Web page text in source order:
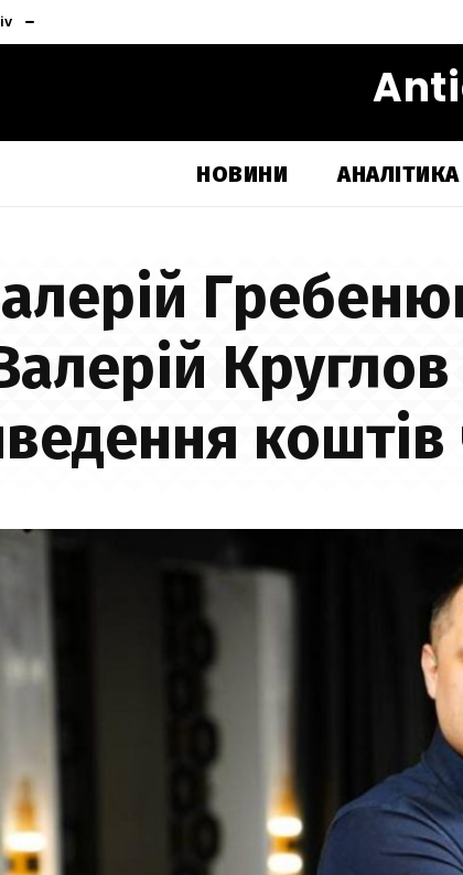
НОВИНИ АНАЛІТИКА
коштів